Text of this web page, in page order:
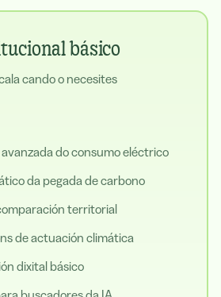
básico
cando o necesites
do consumo eléctrico
da pegada de carbono
territorial
de actuación climática
dixital básico